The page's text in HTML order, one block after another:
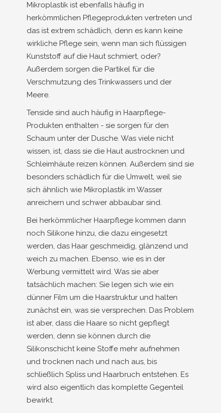
Mikroplastik ist ebenfalls häufig in
herkömmlichen Pflegeprodukten vertreten und
das ist extrem schädlich, denn es kann keine
wirkliche Pflege sein, wenn man sich flüssigen
Kunststoff auf die Haut schmiert, oder?
Außerdem sorgen die Partikel für die
Verschmutzung des Trinkwassers und der
Meere.
Tenside sind auch häufig in Haarpflege-
Produkten enthalten - sie sorgen für den
Schaum unter der Dusche. Was viele nicht
wissen, ist, dass sie die Haut austrocknen und
Schleimhäute reizen können. Außerdem sind sie
besonders schädlich für die Umwelt, weil sie
sich ähnlich wie Mikroplastik im Wasser
anreichern und schwer abbaubar sind.
Bei herkömmlicher Haarpflege kommen dann
noch Silikone hinzu, die dazu eingesetzt
werden, das Haar geschmeidig, glänzend und
weich zu machen. Ebenso, wie es in der
Werbung vermittelt wird. Was sie aber
tatsächlich machen: Sie legen sich wie ein
dünner Film um die Haarstruktur und halten
zunächst ein, was sie versprechen. Das Problem
ist aber, dass die Haare so nicht gepflegt
werden, denn sie können durch die
Silikonschicht keine Stoffe mehr aufnehmen
und trocknen nach und nach aus, bis
schließlich Spliss und Haarbruch entstehen. Es
wird also eigentlich das komplette Gegenteil
bewirkt.